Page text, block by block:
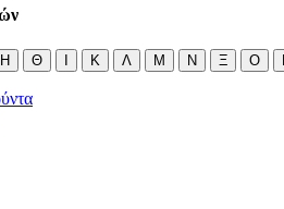
Η Θ Ι Κ Λ Μ Ν Ξ Ο